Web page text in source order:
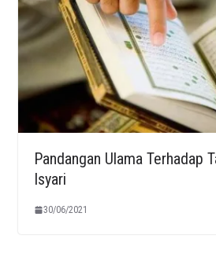
Pandangan Ulama Terhadap
Isyari
30/06/2021